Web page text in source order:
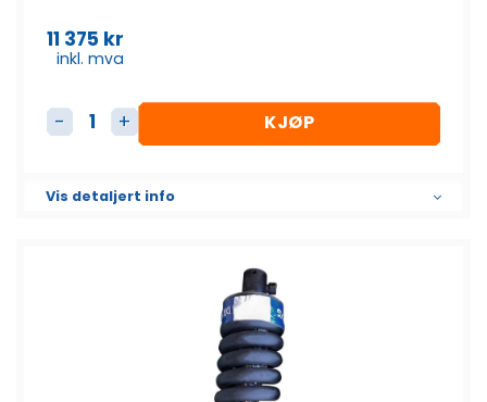
11 375 kr
inkl. mva
Beltestrammer komplett antall
KJØP
Vis detaljert info